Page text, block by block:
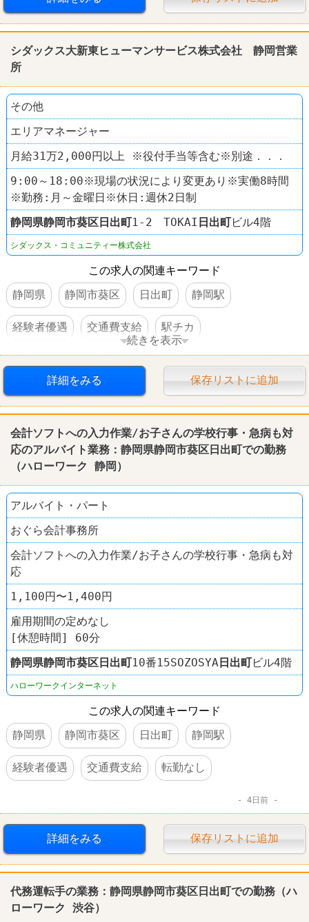
シダックス大新東ヒューマンサービス株式会社 静岡営業
所
その他
エリアマネージャー
月給31万2,000円以上 ※役付手当等含む※別途．．．
9:00～18:00※現場の状況により変更あり※実働8時間
※勤務:月～金曜日※休日:週休2日制
静岡県静岡市葵区日出町1-2 TOKAI 日出町ビル4階
シダックス・コミュニティー株式会社
この求人の関連キーワード
静岡県
静岡市葵区 日出町 静岡駅
経験者優遇 交通費支給 駅チカ
シダックス(SHIDAX)
続きを表示
詳細をみる 保存リストに追加
会計ソフトへの入力作業/お子さんの学校行事・急病も対
応のアルバイト業務：静岡県静岡市葵区日出町での勤務
（ハローワーク 静岡）
アルバイト・パート
おぐら会計事務所
会計ソフトへの入力作業/お子さんの学校行事・急病も対
応
1,100円〜1,400円
雇用期間の定めなし
[休憩時間] 60分
静岡県静岡市葵区日出町10番15SOZOSYA 日出町ビル4階
ハローワークインターネット
この求人の関連キーワード
静岡県
静岡市葵区 日出町 静岡駅
経験者優遇 交通費支給 転勤なし
4日前
詳細をみる 保存リストに追加
代務運転手の業務：静岡県静岡市葵区日出町での勤務（ハ
ローワーク 渋谷）